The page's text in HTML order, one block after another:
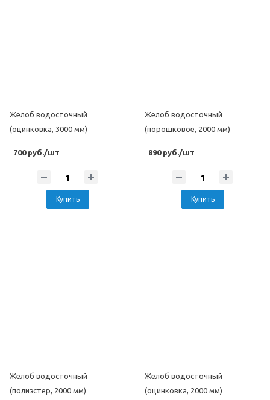
Желоб водосточный
(оцинковка, 3000 мм)
700 руб./шт
Купить
Желоб водосточный
(порошковое, 2000 мм)
890 руб./шт
Купить
Желоб водосточный
(полиэстер, 2000 мм)
Желоб водосточный
(оцинковка, 2000 мм)